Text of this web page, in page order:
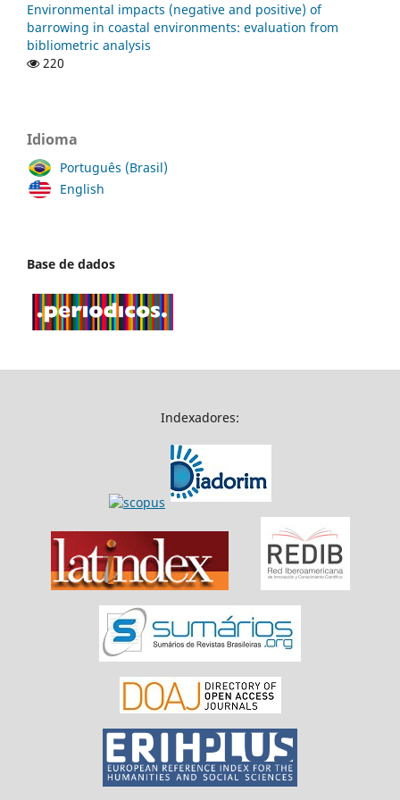
Environmental impacts (negative and positive) of
barrowing in coastal environments: evaluation from
bibliometric analysis
220
Idioma
Português (Brasil)
English
Base de dados
Indexadores: